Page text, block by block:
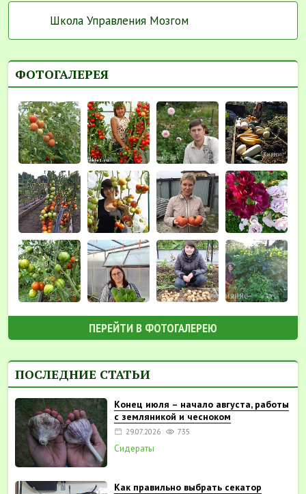
Школа Управления Мозгом
ФОТОГАЛЕРЕЯ
ПЕРЕЙТИ В ФОТОГАЛЕРЕЮ
ПОСЛЕДНИЕ СТАТЬИ
Конец июля – начало августа, работы
с земляникой и чесноком
29.07.2026 735
Сидераты
Как правильно выбрать секатор